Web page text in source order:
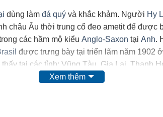
dùng làm đá quý và khắc khảm. Người Hy
châu Âu thời trung cổ đeo ametit để được
các hầm mộ kiểu Anglo-Saxon tại Anh.
được trưng bày tại triển lãm năm 1902 ở
tại các tỉnh: Vũng Tàu, Gia Lai, Thanh
trong ametit và
Xem thêm